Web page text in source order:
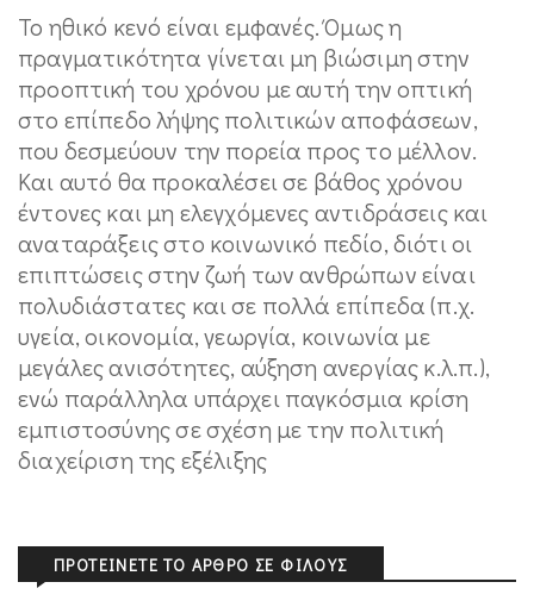
Το ηθικό κενό είναι εμφανές. Όμως η
πραγματικότητα γίνεται μη βιώσιμη στην
προοπτική του χρόνου με αυτή την οπτική
στο επίπεδο λήψης πολιτικών αποφάσεων,
που δεσμεύουν την πορεία προς το μέλλον.
Και αυτό θα προκαλέσει σε βάθος χρόνου
έντονες και μη ελεγχόμενες αντιδράσεις και
αναταράξεις στο κοινωνικό πεδίο, διότι οι
επιπτώσεις στην ζωή των ανθρώπων είναι
πολυδιάστατες και σε πολλά επίπεδα (π.χ.
υγεία, οικονομία, γεωργία, κοινωνία με
μεγάλες ανισότητες, αύξηση ανεργίας κ.λ.π.),
ενώ παράλληλα υπάρχει παγκόσμια κρίση
εμπιστοσύνης σε σχέση με την πολιτική
διαχείριση της εξέλιξης
ΠΡΟΤΕΊΝΕΤΕ ΤΟ ΆΡΘΡΟ ΣΕ ΦΊΛΟΥΣ